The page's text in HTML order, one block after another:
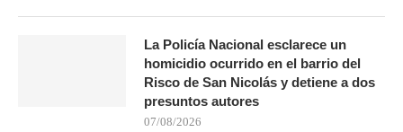
La Policía Nacional esclarece un
homicidio ocurrido en el barrio del
Risco de San Nicolás y detiene a dos
presuntos autores
07/08/2026